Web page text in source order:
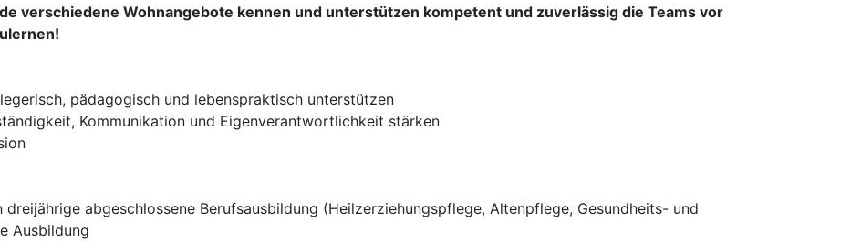
verschiedene Wohnangebote kennen und unterstützen kompetent und zuverlässig die Teams vor
pädagogisch und lebenspraktisch unterstützen
Kommunikation und Eigenverantwortlichkeit stärken
dreijährige abgeschlossene Berufsausbildung (Heilzerziehungspflege, Altenpflege, Gesundheits- und
Ausbildung